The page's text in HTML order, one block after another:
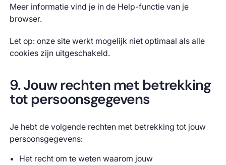
Meer informatie vind je in de Help-functie van je
browser.
Let op: onze site werkt mogelijk niet optimaal als alle
cookies zijn uitgeschakeld.
9. Jouw rechten met betrekking
tot persoonsgegevens
Je hebt de volgende rechten met betrekking tot jouw
persoonsgegevens:
Het recht om te weten waarom jouw